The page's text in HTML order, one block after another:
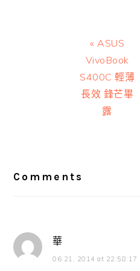
Previous
Post:
« ASUS
VivoBook
S400C 輕薄
長效 鋒芒畢
露
Comments
華
06 21, 2014 at 22:58:17